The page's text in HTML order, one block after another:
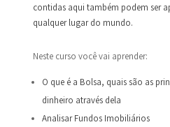
contidas aqui também podem ser
qualquer lugar do mundo.
Neste curso você vai aprender:
O que é a Bolsa, quais são as
dinheiro através dela
Analisar Fundos Imobiliários